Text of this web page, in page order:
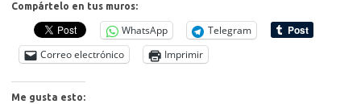
Compártelo en tus muros:
WhatsApp
Telegram
Correo electrónico
Imprimir
Me gusta esto: